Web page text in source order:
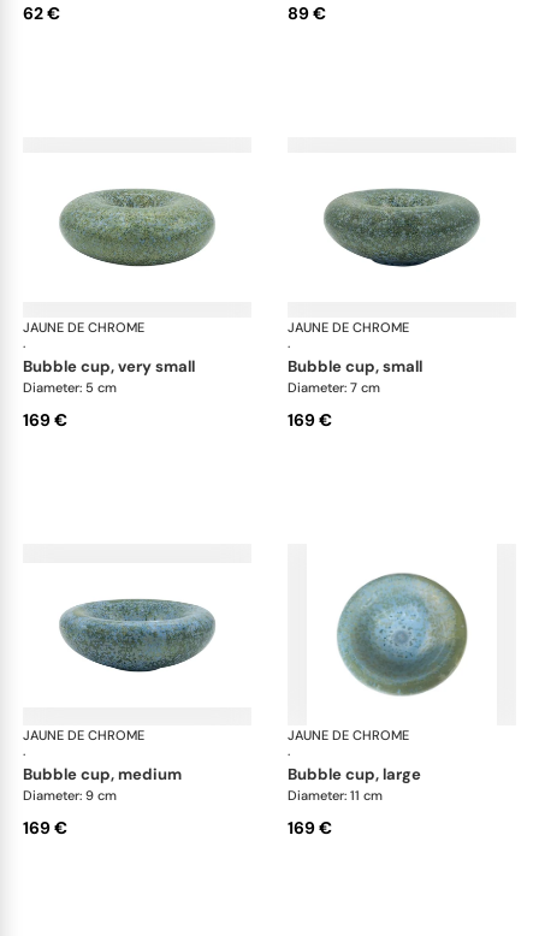
62 € 89 €
JAUNE DE CHROME
·
Nymphéa
bubble cup, very small
Diameter: 5 cm
169 €
JAUNE DE CHROME
·
bubble cup, small
Diameter: 7 cm
169 €
JAUNE DE CHROME
·
Nymphéa
bubble cup, medium
Diameter: 9 cm
169 €
JAUNE DE CHROME
·
bubble cup, large
Diameter: 11 cm
169 €